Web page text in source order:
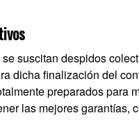
suscitan despidos
dicha finalización del
preparados para
las mejores garantías,